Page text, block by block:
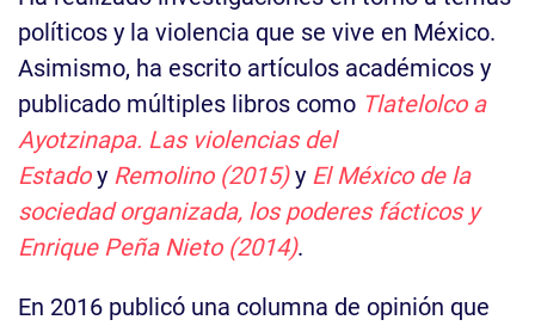
políticos y la violencia que se vive en México.
Asimismo, ha escrito artículos académicos y
publicado múltiples libros como Tlatelolco a
Ayotzinapa. Las violencias del
Estado y Remolino (2015) y El México de la
sociedad organizada, los poderes fácticos y
Enrique Peña Nieto (2014).
En 2016 publicó una columna de opinión que